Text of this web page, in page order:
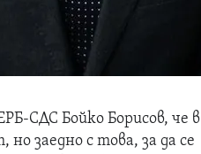
СДС Бойко Борисов, че в
заедно с това, за да се